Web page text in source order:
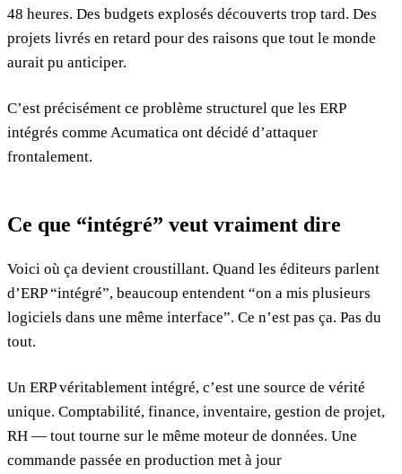
48 heures. Des budgets explosés découverts trop tard. Des
projets livrés en retard pour des raisons que tout le monde
aurait pu anticiper.
C’est précisément ce problème structurel que les ERP
intégrés comme Acumatica ont décidé d’attaquer
frontalement.
Ce que “intégré” veut vraiment dire
Voici où ça devient croustillant. Quand les éditeurs parlent
d’ERP “intégré”, beaucoup entendent “on a mis plusieurs
logiciels dans une même interface”. Ce n’est pas ça. Pas du
tout.
Un ERP véritablement intégré, c’est une source de vérité
unique. Comptabilité, finance, inventaire, gestion de projet,
RH — tout tourne sur le même moteur de données. Une
commande passée en production met à jour